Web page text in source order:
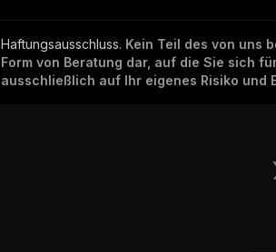
Haftungsausschluss. Kein Teil des von uns
Form von Beratung dar, auf die Sie sich
ausschließlich auf Ihr eigenes Risiko und